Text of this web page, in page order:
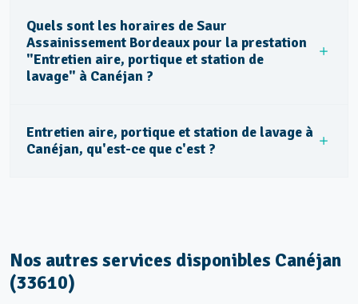
Quels sont les horaires de Saur
Assainissement Bordeaux pour la prestation
"Entretien aire, portique et station de
lavage" à Canéjan ?
Entretien aire, portique et station de lavage à
Canéjan, qu'est-ce que c'est ?
Nos autres services disponibles Canéjan
(33610)